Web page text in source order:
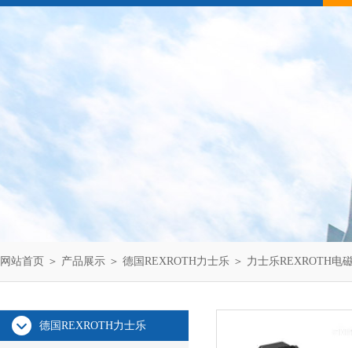
网站首页 ＞ 产品展示 ＞ 德国REXROTH力士乐 ＞ 力士乐REXROTH电
德国REXROTH力士乐